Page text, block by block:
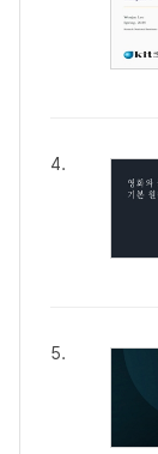
4.
5.